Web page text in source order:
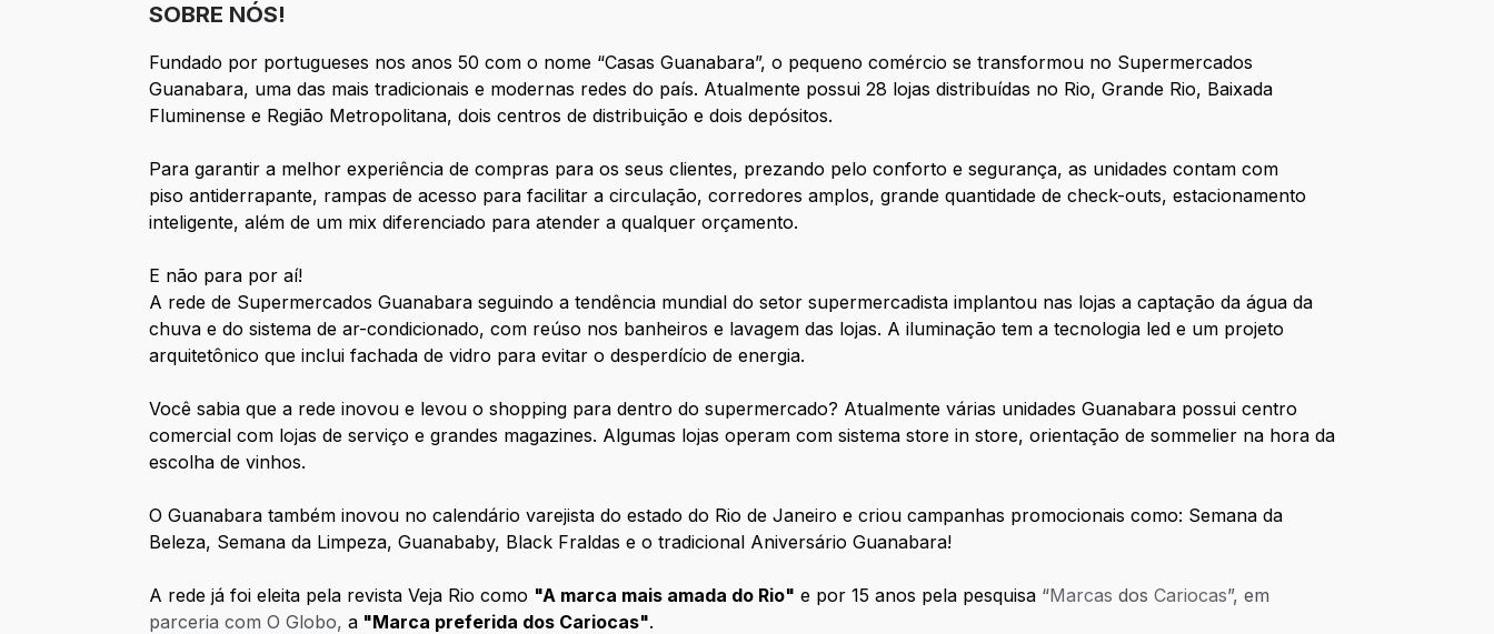
SOBRE NÓS!
Fundado por portugueses nos anos 50 com o nome “Casas Guanabara”, o pequeno comércio se transformou no Supermercados
Guanabara, uma das mais tradicionais e modernas redes do país. Atualmente possui 28 lojas distribuídas no Rio, Grande Rio, Baixada
Fluminense e Região Metropolitana, dois centros de distribuição e dois depósitos.
Para garantir a melhor experiência de compras para os seus clientes, prezando pelo conforto e segurança, as unidades contam com
piso antiderrapante, rampas de acesso para facilitar a circulação, corredores amplos, grande quantidade de check-outs, estacionamento
inteligente, além de um mix diferenciado para atender a qualquer orçamento.
E não para por aí!
A rede de Supermercados Guanabara seguindo a tendência mundial do setor supermercadista implantou nas lojas a captação da água da
chuva e do sistema de ar-condicionado, com reúso nos banheiros e lavagem das lojas. A iluminação tem a tecnologia led e um projeto
arquitetônico que inclui fachada de vidro para evitar o desperdício de energia.
Você sabia que a rede inovou e levou o shopping para dentro do supermercado? Atualmente várias unidades Guanabara possui centro
comercial com lojas de serviço e grandes magazines. Algumas lojas operam com sistema store in store, orientação de sommelier na hora da
escolha de vinhos.
O Guanabara também inovou no calendário varejista do estado do Rio de Janeiro e criou campanhas promocionais como: Semana da
Beleza, Semana da Limpeza, Guanababy, Black Fraldas e o tradicional Aniversário Guanabara!
A rede já foi eleita pela revista Veja Rio como "A marca mais amada do Rio" e por 15 anos pela pesquisa “Marcas dosCariocas”, em
parceria com O Globo,a "Marca preferida dos Cariocas".